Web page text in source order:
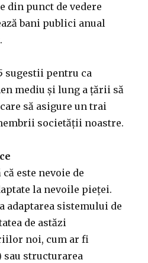
din punct de vedere
bani publici anual
sugestii pentru ca
mediu și lung a țării să
să asigure un trai
societății noastre.
este nevoie de
la nevoile pieței.
adaptarea sistemului de
de astăzi
noi, cum ar fi
sau structurarea